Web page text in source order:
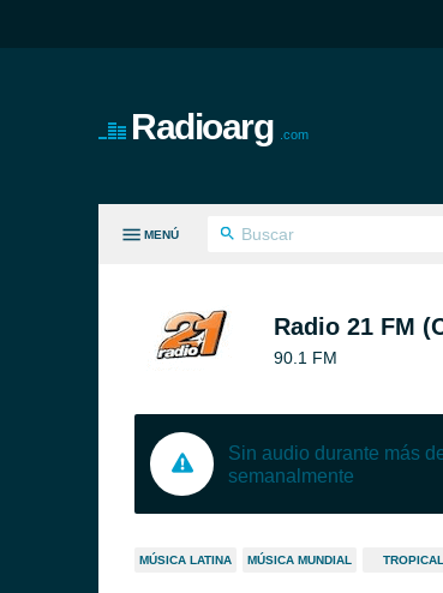
Radioarg .com
MENÚ
Radio 21 FM
90.1 FM
Sin audio durante más
semanalmente
MÚSICA LATINA MÚSICA MUNDIAL TROPICAL